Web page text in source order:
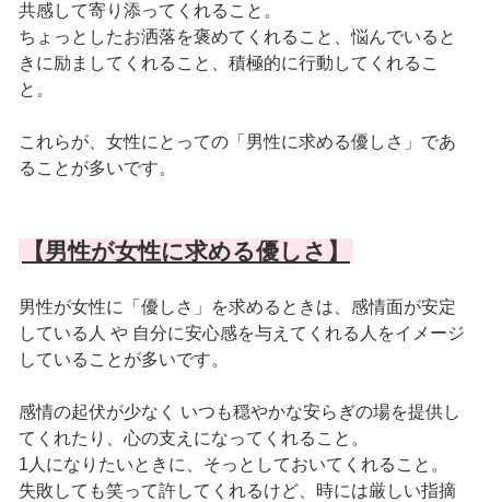
共感して寄り添ってくれること。
ちょっとしたお洒落を褒めてくれること、悩んでいると
きに励ましてくれること、積極的に行動してくれるこ
と。
これらが、女性にとっての「男性に求める優しさ」であ
ることが多いです。
【男性が女性に求める優しさ】
男性が女性に「優しさ」を求めるときは、感情面が安定
している人 や 自分に安心感を与えてくれる人をイメージ
していることが多いです。
感情の起伏が少なく いつも穏やかな安らぎの場を提供し
てくれたり、心の支えになってくれること。
1人になりたいときに、そっとしておいてくれること。
失敗しても笑って許してくれるけど、時には厳しい指摘